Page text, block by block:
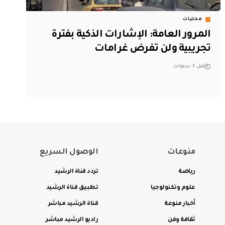
محليات
المرور العامة: الإشارات الذكية بفترة
تجريبية ولن تفرض غرامات
قبل 3 سنوات
منوعات
رياضة
علوم وتكنولوجيا
أخبار منوعة
ثقافة وفن
الوصول السريع
تردد قناة الرشيد
تطبيق قناة الرشيد
قناة الرشيد مباشر
راديو الرشيد مباشر